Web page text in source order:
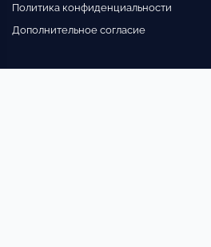
Политика конфиденциальности
Дополнительное согласие